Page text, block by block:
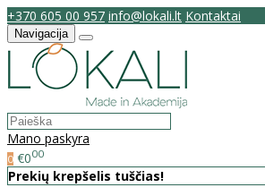
+370 605 00 957 info@lokali.lt Kontaktai
Navigacija
Mano paskyra
0 €000
Prekių krepšelis tuščias!